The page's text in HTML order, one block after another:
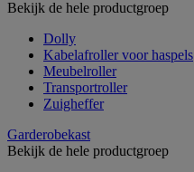
Bekijk de hele productgroep
Dolly
Kabelafroller voor haspels
Meubelroller
Transportroller
Zuigheffer
Garderobekast
Bekijk de hele productgroep